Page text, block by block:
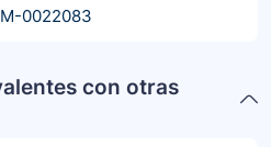
0022083
con otras